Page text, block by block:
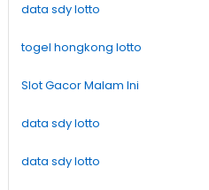
data sdy lotto
togel hongkong lotto
Slot Gacor Malam Ini
data sdy lotto
data sdy lotto